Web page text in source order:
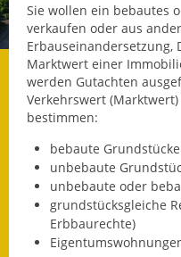
Sie wollen ein bebautes
verkaufen oder aus
Erbauseinandersetzung,
Marktwert einer
werden Gutachten
Verkehrswert
bestimmen:
bebaute
unbebaute
unbebaute oder
grundstücksgleiche
Erbbaurechte)